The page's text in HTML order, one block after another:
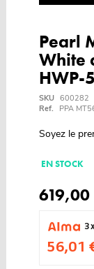
Pearl
White
HWP-
SKU 600282
Ref.
PPA
Soyez le
EN STOCK
619,00
3
56,01